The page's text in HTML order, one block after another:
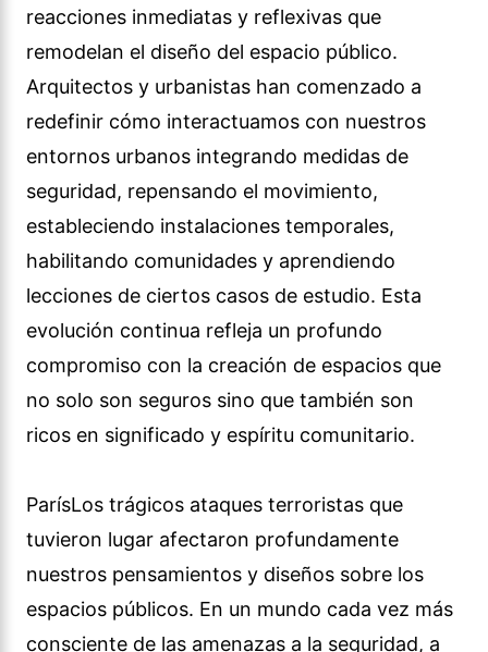
reacciones inmediatas y reflexivas que
remodelan el diseño del espacio público.
Arquitectos y urbanistas han comenzado a
redefinir cómo interactuamos con nuestros
entornos urbanos integrando medidas de
seguridad, repensando el movimiento,
estableciendo instalaciones temporales,
habilitando comunidades y aprendiendo
lecciones de ciertos casos de estudio. Esta
evolución continua refleja un profundo
compromiso con la creación de espacios que
no solo son seguros sino que también son
ricos en significado y espíritu comunitario.
ParísLos trágicos ataques terroristas que
tuvieron lugar afectaron profundamente
nuestros pensamientos y diseños sobre los
espacios públicos. En un mundo cada vez más
consciente de las amenazas a la seguridad, a